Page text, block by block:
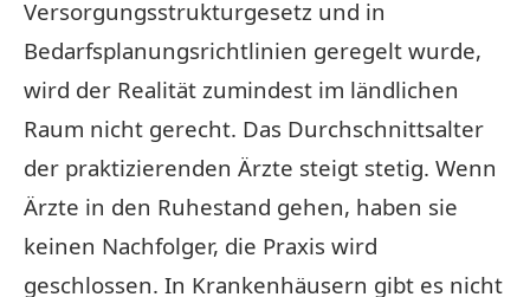
Versorgungsstrukturgesetz und in
Bedarfsplanungsrichtlinien geregelt wurde,
wird der Realität zumindest im ländlichen
Raum nicht gerecht. Das Durchschnittsalter
der praktizierenden Ärzte steigt stetig. Wenn
Ärzte in den Ruhestand gehen, haben sie
keinen Nachfolger, die Praxis wird
geschlossen. In Krankenhäusern gibt es nicht